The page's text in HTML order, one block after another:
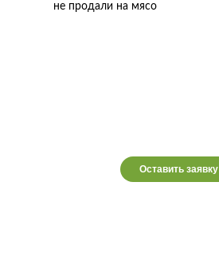
не продали на мясо
Оставить заявку